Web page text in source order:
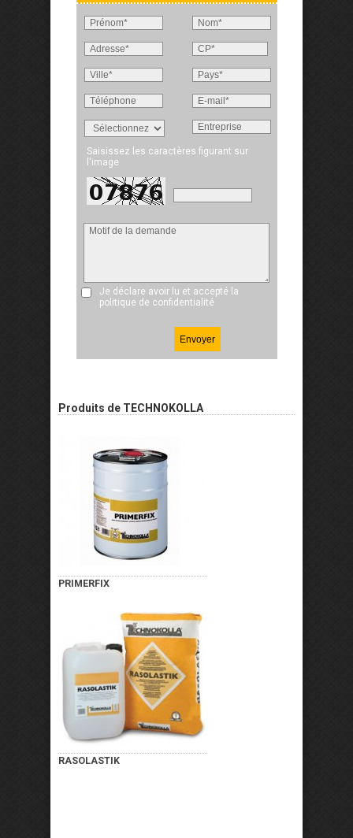
Saisissez les caractères figurant sur
l'image
Je déclare avoir lu et accepté la
politique de confidentialité
Produits de TECHNOKOLLA
PRIMERFIX
RASOLASTIK